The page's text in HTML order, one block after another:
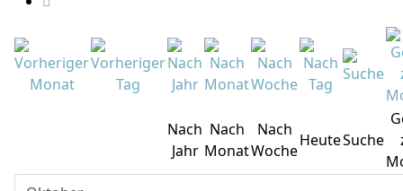
Nach
Jahr
Nach
Monat
Nach
Woche
HeuteSuche